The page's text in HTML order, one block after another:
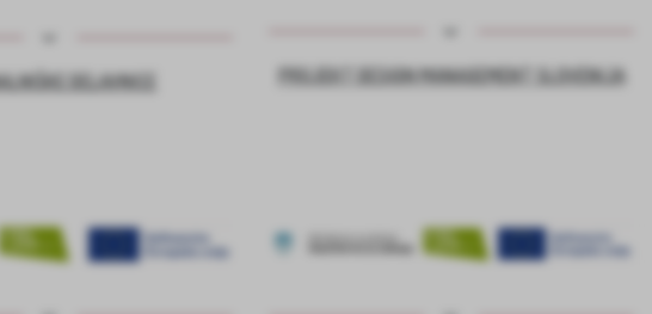
DELAVNICE PROJEKT DESIGN MANAGEMENT SLOVENIJA